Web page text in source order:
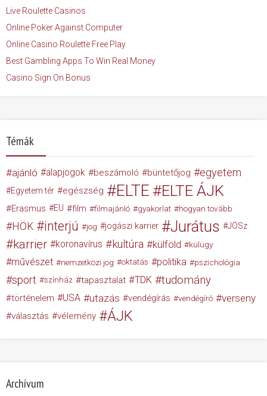
Live Roulette Casinos
Online Poker Against Computer
Online Casino Roulette Free Play
Best Gambling Apps To Win Real Money
Casino Sign On Bonus
Témák
ajánló alapjogok beszámoló büntetőjog egyetem
Egyetem tér egészség ELTE ELTE ÁJK
Erasmus EU film filmajánló gyakorlat hogyan tovább
HÖK interjú jog jogászi karrier Jurátus JÖSz
karrier koronavírus kultúra külföld külügy
művészet nemzetközi jog oktatás politika pszichológia
sport színház tapasztalat TDK tudomány
történelem USA utazás vendégírás vendégíró verseny
választás vélemény ÁJK
Archívum